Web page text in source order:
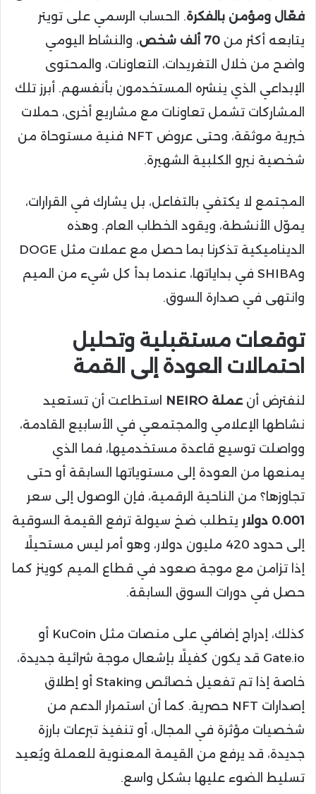
فعّال ومؤمن بالفكرة. الحساب الرسمي على تويتر
يتابعه أكثر من 70 ألف شخص
، والنشاط اليومي
واضح من خلال التغريدات، التعاونات، والمحتوى
الإبداعي الذي ينشره المستخدمون بأنفسهم. أبرز تلك
المشاركات تشمل تعاونات مع مشاريع أخرى، حملات
خيرية موثقة، وحتى عروض NFT فنية مستوحاة من
شخصية نيرو الكلبية الشهيرة.
المجتمع لا يكتفي بالتفاعل، بل يشارك في القرارات،
يموّل الأنشطة، ويقود الخطاب العام. وهذه
الديناميكية تذكرنا بما حصل مع عملات مثل DOGE
وSHIBA في بداياتها، عندما بدأ كل شيء من الميم
وانتهى في صدارة السوق.
توقعات مستقبلية وتحليل
احتمالات العودة إلى القمة
لنفترض أنعملة NEIRO
استطاعت أن تستعيد
نشاطها الإعلامي والمجتمعي في الأسابيع القادمة،
وواصلت توسيع قاعدة مستخدميها، فما الذي
يمنعها من العودة إلى مستوياتها السابقة أو حتى
تجاوزها؟ من الناحية الرقمية، فإن الوصول إلى سعر
0.001 دولار
يتطلب ضخ سيولة ترفع القيمة السوقية
إلى حدود 420 مليون دولار، وهو أمر ليس مستحيلًا
إذا تزامن مع موجة صعود في قطاع الميم كوينز كما
حصل في دورات السوق السابقة.
كذلك، إدراج إضافي على منصات مثل KuCoin أو
Gate.io قد يكون كفيلًا بإشعال موجة شرائية جديدة،
خاصة إذا تم تفعيل خصائص Staking أو إطلاق
إصدارات NFT حصرية. كما أن استمرار الدعم من
شخصيات مؤثرة في المجال، أو تنفيذ تبرعات بارزة
جديدة، قد يرفع من القيمة المعنوية للعملة ويُعيد
تسليط الضوء عليها بشكل واسع.